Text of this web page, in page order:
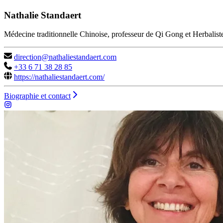
Nathalie Standaert
Médecine traditionnelle Chinoise, professeur de Qi Gong et
direction@nathaliestandaert.com
+33 6 71 38 28 85
https://nathaliestandaert.com/
Biographie et contact